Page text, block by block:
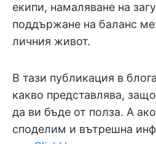
екипи, намаляване на
поддържане на баланс
личния живот.
В тази публикация в
какво представлява,
да ви бъде от полза. А
споделим и вътрешна